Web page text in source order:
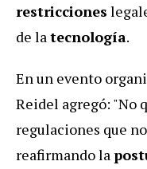
restricciones
de latecnología.
En un evento
Reidel agregó: "No
regulaciones que
reafirmando la